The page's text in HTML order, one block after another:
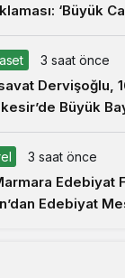
‘Büyük
3 saat önce
Dervişoğlu,
Büyük
3 saat önce
Edebiyat
Edebiyat